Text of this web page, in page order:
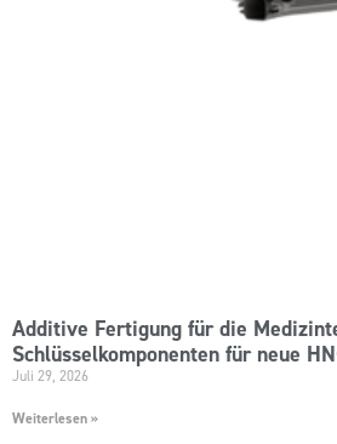
Additive Fertigung für die
Schlüsselkomponenten für neue
Juli 29, 2026
Weiterlesen »